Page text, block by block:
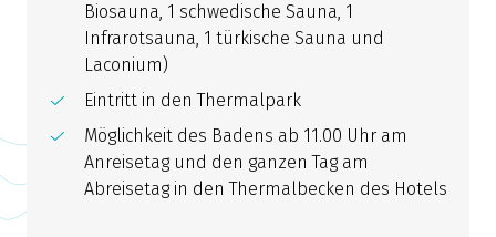
Biosauna, 1 schwedische Sauna, 1
Infrarotsauna, 1 türkische Sauna und
Laconium)
Eintritt in den Thermalpark
Möglichkeit des Badens ab 11.00 Uhr am
Anreisetag und den ganzen Tag am
Abreisetag in den Thermalbecken des Hotels